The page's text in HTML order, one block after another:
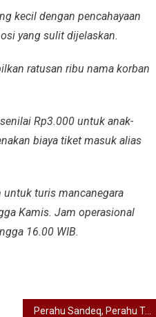
kecil dengan pencahayaan
yang sulit dijelaskan.
ratusan ribu nama korban
Rp3.000 untuk anak-
biaya tiket masuk alias
untuk turis mancanegara
Kamis. Jam operasional
16.00 WIB.
Perahu Sandeq, Perahu Tercepat di Nusantara